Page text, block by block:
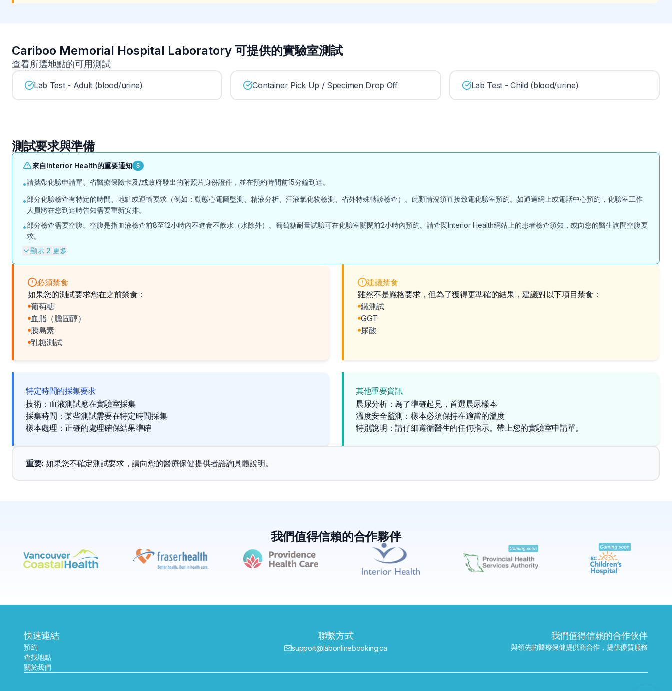
Cariboo Memorial Hospital Laboratory 可提供的實驗室測試
查看所選地點的可用測試
Lab Test - Adult (blood/urine) Container Pick Up / Specimen Drop Off Lab Test - Child (blood/urine)
測試要求與準備
來自Interior Health的重要通知 5
•請攜帶化驗申請單、省醫療保險卡及/或政府發出的附照片身份證件，並在預約時間前15分鐘到達。
•部分化驗檢查有特定的時間、地點或運輸要求（例如：動態心電圖監測、精液分析、汗液氯化物檢測、省外特殊轉診檢查）。此類情況須直接致電化驗室預約。如通過網上或電話中心預約，化驗室工作
人員將在您到達時告知需要重新安排。
•部分檢查需要空腹。空腹是指血液檢查前8至12小時內不進食不飲水（水除外）。葡萄糖耐量試驗可在化驗室關閉前2小時內預約。請查閱Interior Health網站上的患者檢查須知，或向您的醫生詢問空腹要
求。
顯示 2 更多
必須禁食
如果您的測試要求您在之前禁食：
葡萄糖
血脂（膽固醇）
胰島素
乳糖測試
建議禁食
雖然不是嚴格要求，但為了獲得更準確的結果，建議對以下項目禁食：
鐵測試
GGT
尿酸
特定時間的採集要求
技術：血液測試應在實驗室採集
採集時間：某些測試需要在特定時間採集
樣本處理：正確的處理確保結果準確
其他重要資訊
晨尿分析：為了準確起見，首選晨尿樣本
溫度安全監測：樣本必須保持在適當的溫度
特別說明：請仔細遵循醫生的任何指示。帶上您的實驗室申請單。
重要: 如果您不確定測試要求，請向您的醫療保健提供者諮詢具體說明。
我們值得信賴的合作夥伴
快速連結
預約
查找地點
關於我們
聯繫方式
support@labonlinebooking.ca
我們值得信賴的合作伙伴
與領先的醫療保健提供商合作，提供優質服務